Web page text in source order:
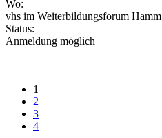
Wo:
vhs im Weiterbildungsforum Hamm
Status:
Anmeldung möglich
1
2
3
4